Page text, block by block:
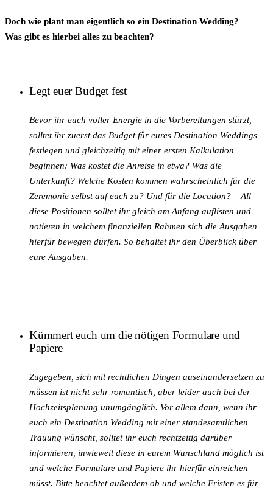
Doch wie plant man eigentlich so ein Destination Wedding?
Was gibt es hierbei alles zu beachten?
Legt euer Budget fest
Bevor ihr euch voller Energie in die Vorbereitungen stürzt,
solltet ihr zuerst das Budget für eures Destination Weddings
festlegen und gleichzeitig mit einer ersten Kalkulation
beginnen: Was kostet die Anreise in etwa? Was die
Unterkunft? Welche Kosten kommen wahrscheinlich für die
Zeremonie selbst auf euch zu? Und für die Location? – All
diese Positionen solltet ihr gleich am Anfang auflisten und
notieren in welchem finanziellen Rahmen sich die Ausgaben
hierfür bewegen dürfen. So behaltet ihr den Überblick über
eure Ausgaben.
Kümmert euch um die nötigen Formulare und
Papiere
Zugegeben, sich mit rechtlichen Dingen auseinandersetzen zu
müssen ist nicht sehr romantisch, aber leider auch bei der
Hochzeitsplanung unumgänglich. Vor allem dann, wenn ihr
euch ein Destination Wedding mit einer standesamtlichen
Trauung wünscht, solltet ihr euch rechtzeitig darüber
informieren, inwieweit diese in eurem Wunschland möglich ist
und welche Formulare und Papiere ihr hierfür einreichen
müsst. Bitte beachtet außerdem ob und welche Fristen es für